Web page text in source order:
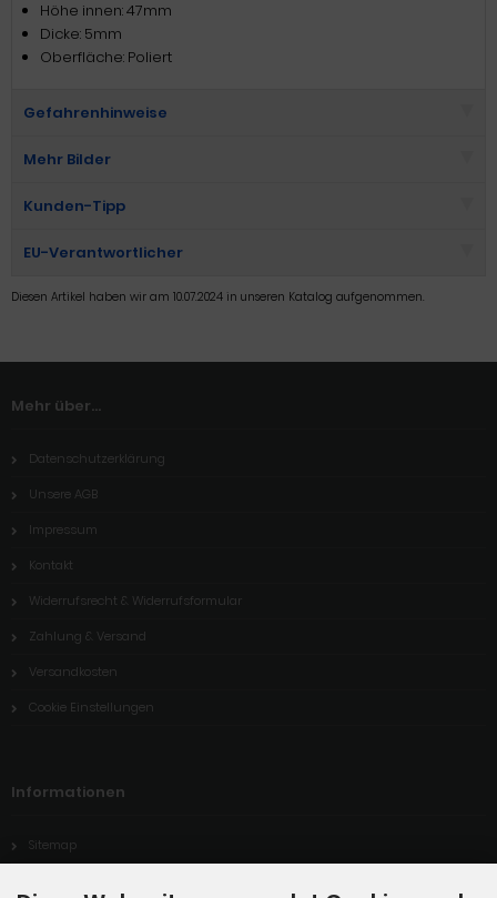
Höhe innen: 47mm
Dicke: 5mm
Oberfläche: Poliert
Gefahrenhinweise
Mehr Bilder
Kunden-Tipp
EU-Verantwortlicher
Diesen Artikel haben wir am 10.07.2024 in unseren Katalog aufgenommen.
Mehr über...
Datenschutzerklärung
Unsere AGB
Impressum
Kontakt
Widerrufsrecht & Widerrufsformular
Zahlung & Versand
Versandkosten
Cookie Einstellungen
Informationen
Sitemap